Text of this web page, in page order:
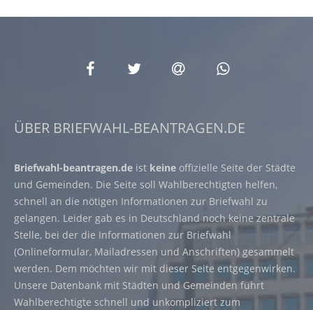
ÜBER BRIEFWAHL-BEANTRAGEN.DE
Briefwahl-beantragen.de ist keine offizielle Seite der Städte
und Gemeinden. Die Seite soll Wahlberechtigten helfen,
schnell an die nötigen Informationen zur Briefwahl zu
gelangen. Leider gab es in Deutschland noch keine zentrale
Stelle, bei der die Informationen zur Briefwahl
(Onlineformular, Mailadressen und Anschriften) gesammelt
werden. Dem möchten wir mit dieser Seite entgegenwirken.
Unsere Datenbank mit Städten und Gemeinden führt
Wahlberechtigte schnell und unkompliziert zum